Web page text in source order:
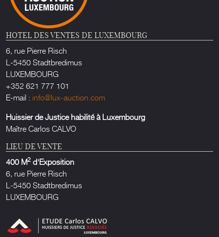
HOTEL DES VENTES DE LUXEMBOURG
6, rue Pierre Risch
L-5450 Stadtbredimus
LUXEMBOURG
+352 621 777 101
E-mail : info@lux-auction.com
Huissier de Justice habilité à Luxembourg
Maître Carlos CALVO
LIEU DE VENTE
400 M2 d'Exposition
6, rue Pierre Risch
L-5450 Stadtbredimus
LUXEMBOURG